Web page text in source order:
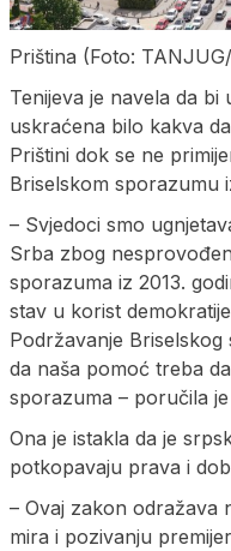
Priština (Foto:
Tenijeva je navela da bi
uskraćena bilo kakva
Prištini dok se ne
Briselskom sporazumu
– Svjedoci smo
Srba zbog
sporazuma iz 2013.
stav u korist
Podržavanje
da naša pomoć treba
sporazuma – poručila je
Ona je istakla da je
potkopavaju prava i
– Ovaj zakon odražava
mira i pozivanju